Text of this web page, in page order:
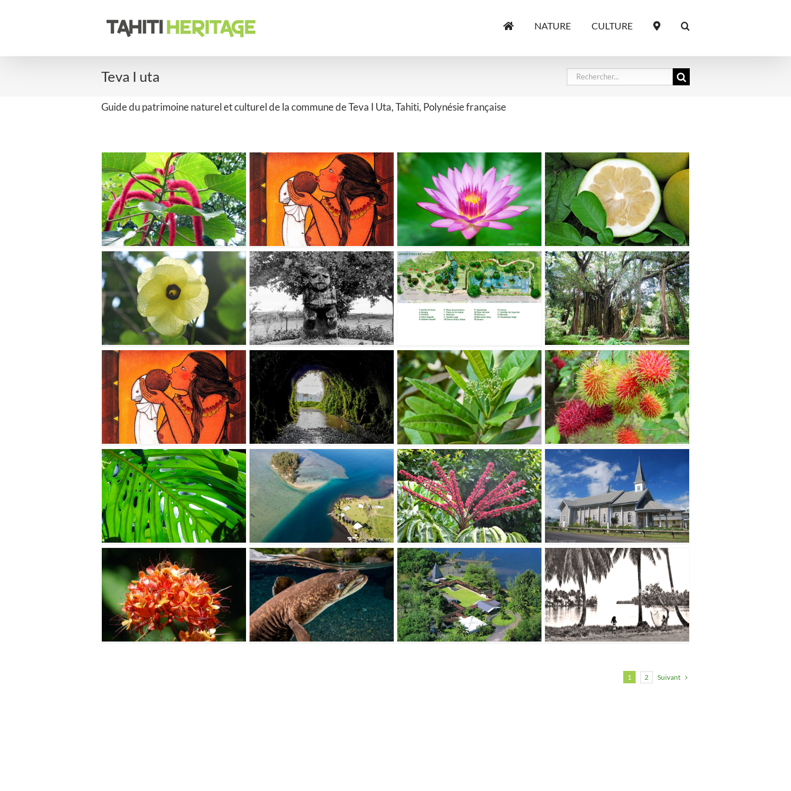
NATURE CULTURE
Teva I uta Rechercher:
Guide du patrimoine naturel et culturel de la commune de Teva I Uta, Tahiti, Polynésie française
Queue de chat ou Acalypha, le
jouet écolo des enfants
tahitiens
Légende de Hina, l’origine du
cocotier sacré
Nénuphar de Tahiti ,
l’aristocrate des étangs
Pamplemousse vert de Tahiti :
histoire et saveurs d’un géant
fruité
fleurs multicolores
Suite des tribulations des tikis
La belle histoire du Jardin
botanique Harrison Smith de
Tahiti
‘A’ai nō Hina tei fa’ahina’arohia
Tunnel entre les vallées de
Papenoo et de Vaihiria
Quatre épices, un arbre aux
feuilles parfumées
Ramboutan de Tahiti, le fruit
chevelu
Monstera deliciosa, la liane aux
feuilles de fromage suisse
Schefflera, Brassia, l’arbre
pieuvre
Eglise Saint-Jean-Baptiste de
Mataiea
Légende de l’anguille royale de
la Vaihiria, Mataiea
Gauguin de Tahiti
Histoire de Mataiea,
1 2 Suivant